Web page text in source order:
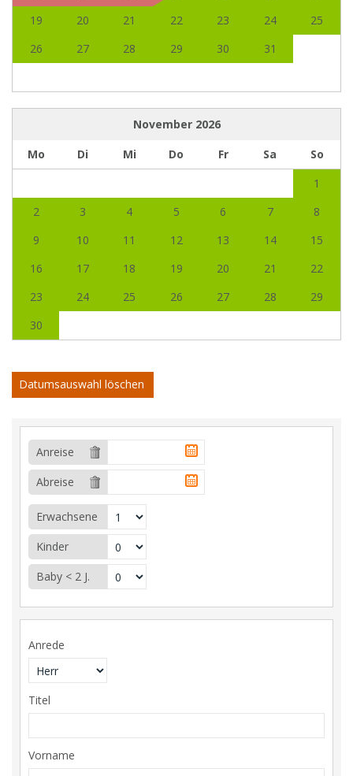
19
20 21 22 23 24
25
26
27 28 29 30 31
November 2026
Mo
Di Mi Do Fr Sa
So
1
2
3 4 5 6 7
8
9
10 11 12 13 14
15
16
17 18 19 20 21
22
23
24 25 26 27 28
29
30
Datumsauswahl löschen
Anreise
Abreise
Erwachsene
Kinder
Baby < 2 J.
Anrede
Titel
Vorname